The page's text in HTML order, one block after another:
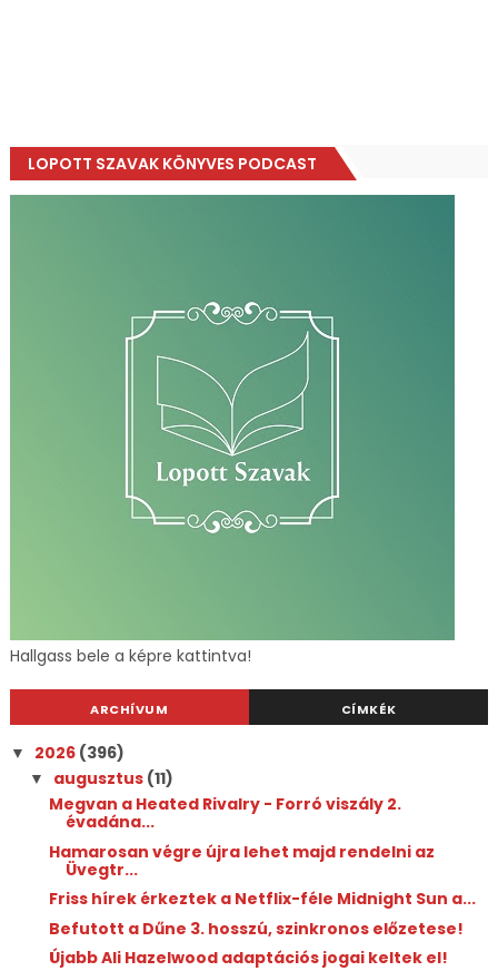
LOPOTT SZAVAK KÖNYVES PODCAST
Hallgass bele a képre kattintva!
ARCHÍVUM CÍMKÉK
▼ 2026 (396)
▼ augusztus (11)
Megvan a Heated Rivalry - Forró viszály 2.
évadána...
Hamarosan végre újra lehet majd rendelni az
Üvegtr...
Friss hírek érkeztek a Netflix-féle Midnight Sun a...
Befutott a Dűne 3. hosszú, szinkronos előzetese!
Újabb Ali Hazelwood adaptációs jogai keltek el!